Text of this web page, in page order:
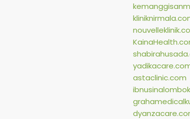
astaclinic.com